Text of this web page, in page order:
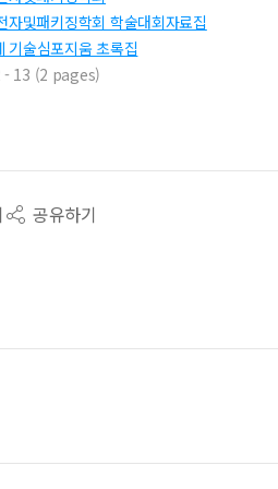
자및패키징학회 학술대회자료집
기술심포지움 초록집
- 13 (2 pages)
공유하기